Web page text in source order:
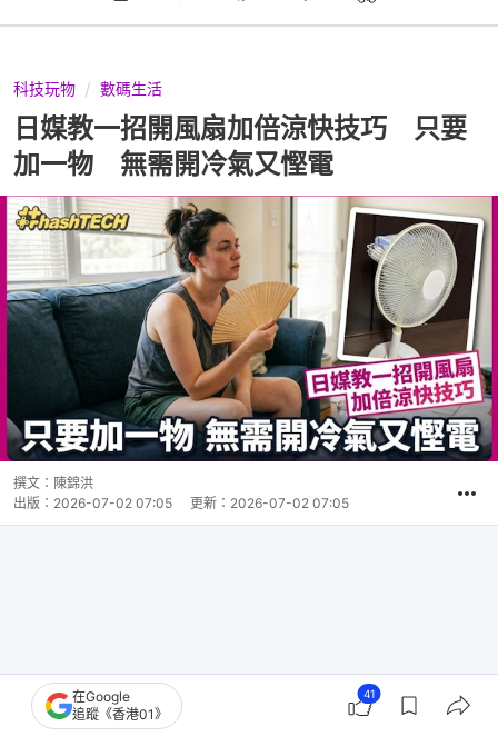
科技玩物 數碼生活
日媒教一招開風扇加倍涼快技巧 只要
加一物 無需開冷氣又慳電
撰文： 陳錦洪
出版： 2026-07-02 07:05 更新： 2026-07-02 07:05
在Google
追蹤《香港01》
41